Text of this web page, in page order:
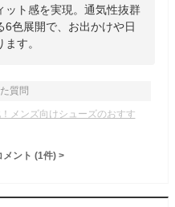
ット感を実現。通気性抜群
色展開で、お出かけや日
す。
質問
メンズ向けシューズのおすす
メント (1件) >